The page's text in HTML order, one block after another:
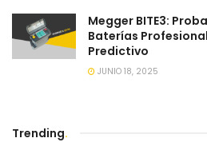
Megger BITE3:
Baterías
Predictivo
JUNIO 18, 2025
Trending.